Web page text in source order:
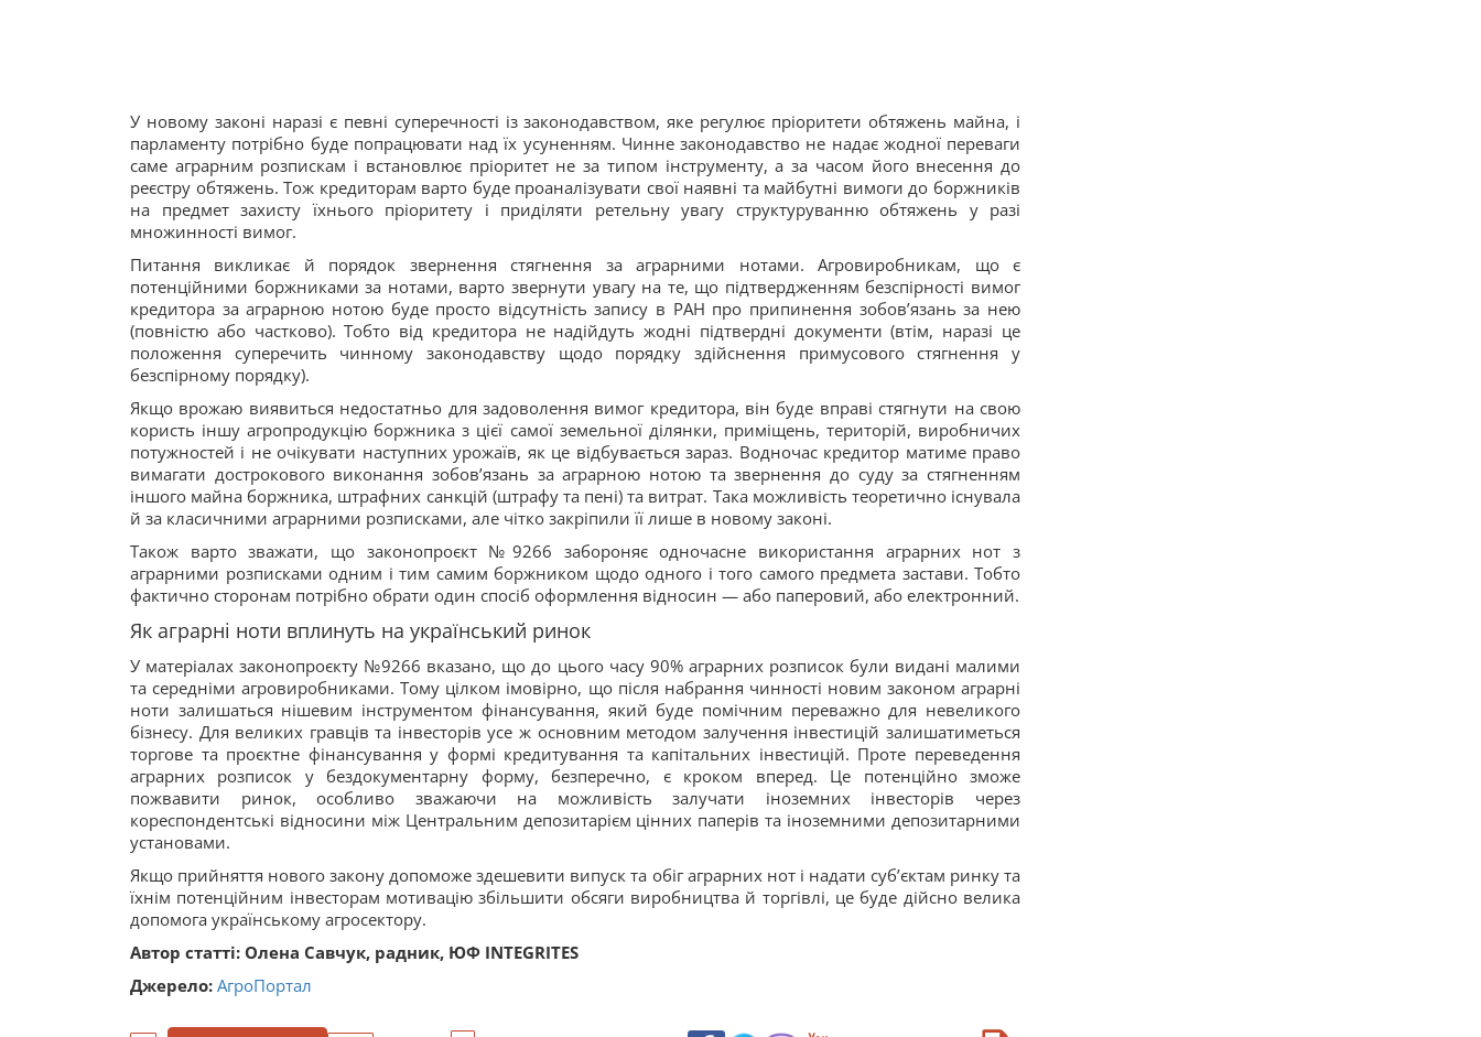
У новому законі наразі є певні суперечності із законодавством, яке регулює пріоритети обтяжень майна, і
парламенту потрібно буде попрацювати над їх усуненням. Чинне законодавство не надає жодної переваги
саме аграрним розпискам і встановлює пріоритет не за типом інструменту, а за часом його внесення до
реєстру обтяжень. Тож кредиторам варто буде проаналізувати свої наявні та майбутні вимоги до боржників
на предмет захисту їхнього пріоритету і приділяти ретельну увагу структуруванню обтяжень у разі
множинності вимог.
Питання викликає й порядок звернення стягнення за аграрними нотами. Агровиробникам, що є
потенційними боржниками за нотами, варто звернути увагу на те, що підтвердженням безспірності вимог
кредитора за аграрною нотою буде просто відсутність запису в РАН про припинення зобов’язань за нею
(повністю або частково). Тобто від кредитора не надійдуть жодні підтвердні документи (втім, наразі це
положення суперечить чинному законодавству щодо порядку здійснення примусового стягнення у
безспірному порядку).
Якщо врожаю виявиться недостатньо для задоволення вимог кредитора, він буде вправі стягнути на свою
користь іншу агропродукцію боржника з цієї самої земельної ділянки, приміщень, територій, виробничих
потужностей і не очікувати наступних урожаїв, як це відбувається зараз. Водночас кредитор матиме право
вимагати дострокового виконання зобов’язань за аграрною нотою та звернення до суду за стягненням
іншого майна боржника, штрафних санкцій (штрафу та пені) та витрат. Така можливість теоретично існувала
й за класичними аграрними розписками, але чітко закріпили її лише в новому законі.
Також варто зважати, що законопроєкт №9266 забороняє одночасне використання аграрних нот з
аграрними розписками одним і тим самим боржником щодо одного і того самого предмета застави. Тобто
фактично сторонам потрібно обрати один спосіб оформлення відносин — або паперовий, або електронний.
Як аграрні ноти вплинуть на український ринок
У матеріалах законопроєкту №9266 вказано, що до цього часу 90% аграрних розписок були видані малими
та середніми агровиробниками. Тому цілком імовірно, що після набрання чинності новим законом аграрні
ноти залишаться нішевим інструментом фінансування, який буде помічним переважно для невеликого
бізнесу. Для великих гравців та інвесторів усе ж основним методом залучення інвестицій залишатиметься
торгове та проєктне фінансування у формі кредитування та капітальних інвестицій. Проте переведення
аграрних розписок у бездокументарну форму, безперечно, є кроком вперед. Це потенційно зможе
пожвавити ринок, особливо зважаючи на можливість залучати іноземних інвесторів через
кореспондентські відносини між Центральним депозитарієм цінних паперів та іноземними депозитарними
установами.
Якщо прийняття нового закону допоможе здешевити випуск та обіг аграрних нот і надати суб’єктам ринку та
їхнім потенційним інвесторам мотивацію збільшити обсяги виробництва й торгівлі, це буде дійсно велика
допомога українському агросектору.
Автор статті: Олена Савчук, радник, ЮФ INTEGRITES
Джерело: АгроПортал